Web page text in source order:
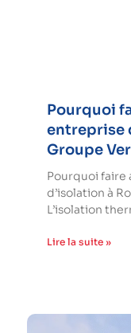
Pourquoi
entreprise
Groupe
Pourquoi faire
d’isolation à
L’isolation
Lire la suite »